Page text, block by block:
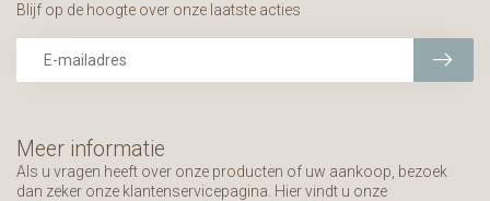
Meer informatie
Als u vragen heeft over onze producten of uw aankoop, bezoek
dan zeker onze klantenservicepagina. Hier vindt u onze
Blijf op de hoogte over onze laatste acties